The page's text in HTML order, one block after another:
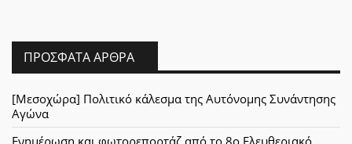
ΠΡΌΣΦΑΤΑ ΆΡΘΡΑ
[Μεσοχώρα] Πολιτικό κάλεσμα της Αυτόνομης Συνάντησης
Αγώνα
Ενημέρωση και φωτορεπορτάζ από το 8ο Ελευθεριακό